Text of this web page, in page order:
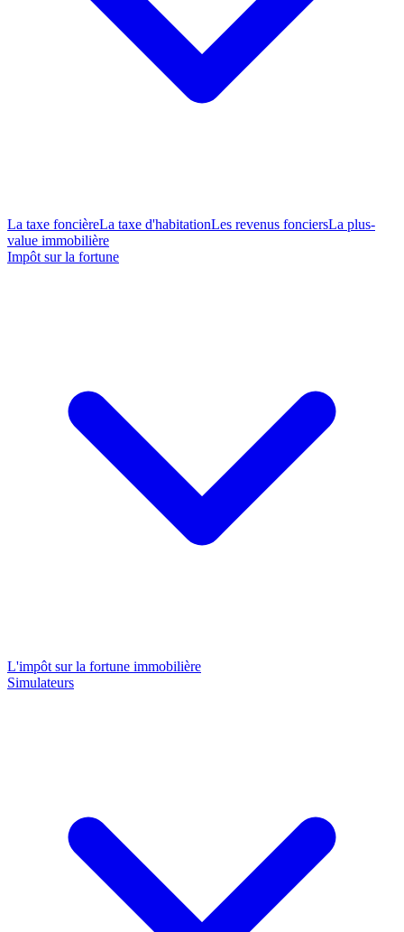
La taxe foncièreLa taxe d'habitationLes revenus fonciersLa plus-
value immobilière
Impôt sur la fortune
L'impôt sur la fortune immobilière
Simulateurs